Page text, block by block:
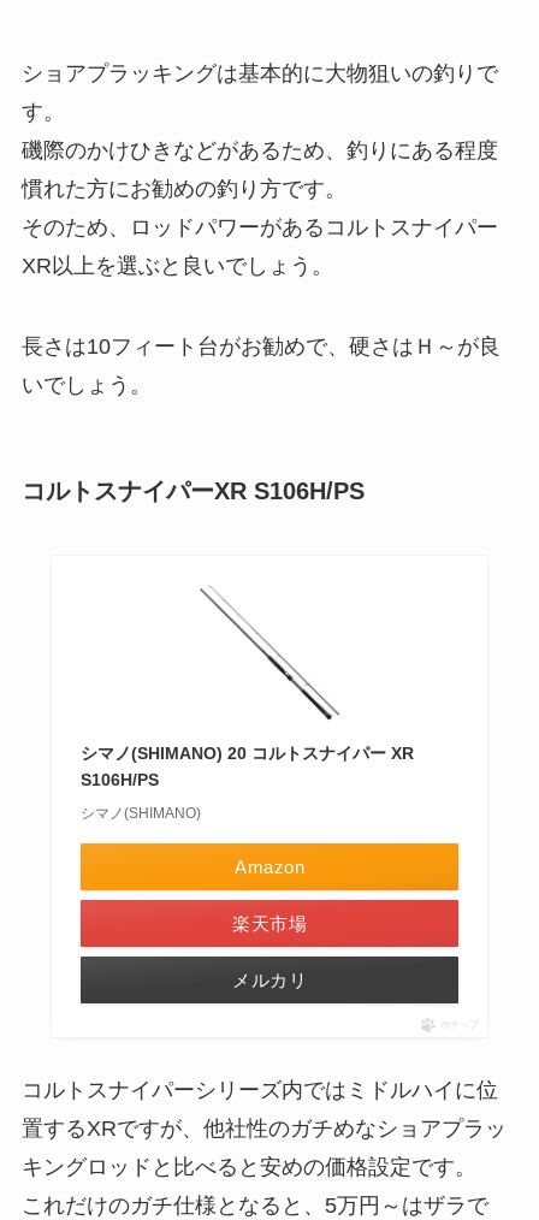
ショアプラッキングは基本的に大物狙いの釣りで
す。
磯際のかけひきなどがあるため、釣りにある程度
慣れた方にお勧めの釣り方です。
そのため、ロッドパワーがあるコルトスナイパー
XR以上を選ぶと良いでしょう。
長さは10フィート台がお勧めで、硬さはＨ～が良
いでしょう。
コルトスナイパーXR S106H/PS
シマノ(SHIMANO) 20 コルトスナイパー XR
S106H/PS
シマノ(SHIMANO)
Amazon
楽天市場
メルカリ
ポチップ
コルトスナイパーシリーズ内ではミドルハイに位
置するXRですが、他社性のガチめなショアプラッ
キングロッドと比べると安めの価格設定です。
これだけのガチ仕様となると、5万円～はザラで